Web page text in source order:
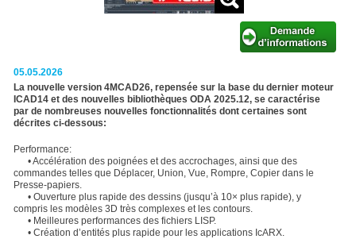
05.05.2026
La nouvelle version 4MCAD26, repensée sur la base du dernier moteur
ICAD14 et des nouvelles bibliothèques ODA 2025.12, se caractérise
par de nombreuses nouvelles fonctionnalités dont certaines sont
décrites ci-dessous:
Performance:
• Accélération des poignées et des accrochages, ainsi que des
commandes telles que Déplacer, Union, Vue, Rompre, Copier dans le
Presse-papiers.
• Ouverture plus rapide des dessins (jusqu’à 10× plus rapide), y
compris les modèles 3D très complexes et les contours.
• Meilleures performances des fichiers LISP.
• Création d’entités plus rapide pour les applications IcARX.